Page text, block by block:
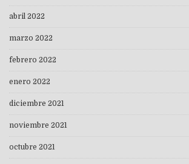
abril 2022
marzo 2022
febrero 2022
enero 2022
diciembre 2021
noviembre 2021
octubre 2021